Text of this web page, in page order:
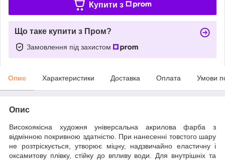
Купити з
Що таке купити з Пром?
Замовлення під захистом
Опис Характеристики Доставка Оплата Умови
Опис
Високоякісна художня універсальна акрилова фарба з
відмінною покривною здатністю. При нанесенні товстого шару
не розтріскується, утворює міцну, надзвичайно еластичну і
оксамитову плівку, стійку до впливу води. Для внутрішніх та